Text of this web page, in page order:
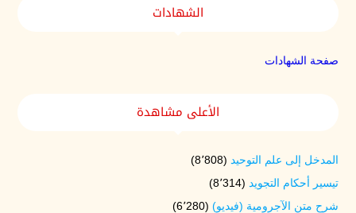
الشهادات
صفحة الشهادات
الأعلى مشاهدة
المدخل إلى علم التوحيد (8٬808)
تيسير أحكام التجويد (8٬314)
شرح متن الآجرومية (فيديو) (6٬280)